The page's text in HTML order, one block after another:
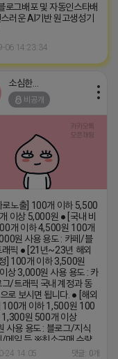
로그배포 및 자동인스타배
러운 AI기반 원고생성기
06 14:23:34
소심한 네오
비공개
로노출] 100개 이하 5,500
이상 5,000원 ● [국내 비
개 이하 4,500원 100개
원 사용 용도 : 카페/블
픽 ● [21년~23년 해외
] 100개 이하 3,500원
상 3,000원 사용 용도 : 카
/트래픽 국내 계정과 동
로 보시면 됩니다. ● [해외
100개 이하 1,500원 100
1,300원 500개 이상
사용 용도 : 블로그/지식
메일 등 ※최소구매 수량
. ※세발 가능 초보 마케터,
24 14:05 댓글: 0개